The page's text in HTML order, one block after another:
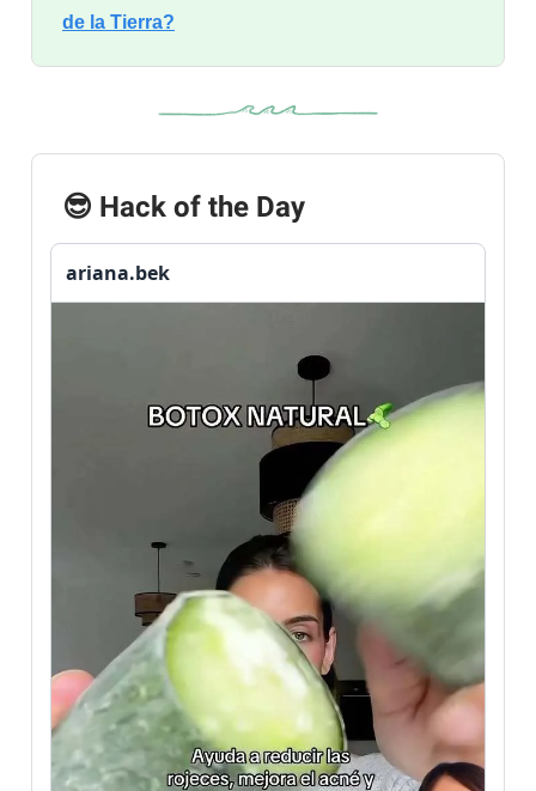
de la Tierra?
😎 Hack of the Day
ariana.bek